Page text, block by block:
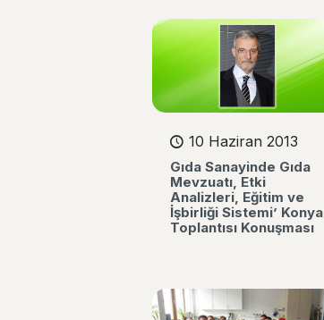
10 Haziran 2013
Gıda Sanayinde Gıda
Mevzuatı, Etki
Analizleri, Eğitim ve
İşbirliği Sistemi’ Konya
Toplantısı Konuşması